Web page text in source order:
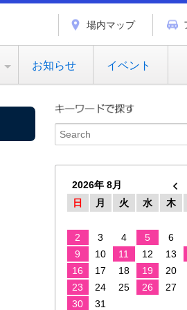
場内マップ
お知らせ イベント
2026年 8月
日
月 火 水 木
2
3 4 5 6
9
10 11 12 13
16
17 18 19 20
23
24 25 26 27
30
31